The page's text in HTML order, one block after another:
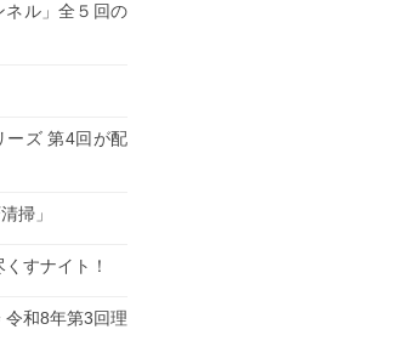
ネル」全５回の
ーズ 第4回が配
掃」
すナイト！
令和8年第3回理